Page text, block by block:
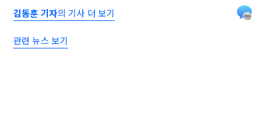
김동훈 기자의 기사 더 보기
관련 뉴스 보기